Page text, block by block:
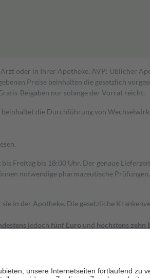
oder in Ihrer Apotheke. AVP: Üblicher
Preise beinhalten die gesetzlich
Beigaben nur solange der Vorrat reicht.
die Durchführung von
Freitag bis 18:00 Uhr. Der genaue
notwendige pharmazeutische
in der Apotheke. Die gesetzliche
jedoch fünf Euro und höchstens zehn
der Familie zu unterstützen, fallen